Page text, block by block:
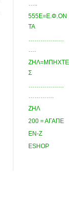
…..
555Ε=Ε.Φ.ΟΝ
ΤΑ
………………
….
ΖΗΛ=ΜΠΗΧΤΕ
Σ
………………
………….
ΖΗΛ
200 = ΑΓΑΠΕ
ΕΝ-Ζ
ESHOP